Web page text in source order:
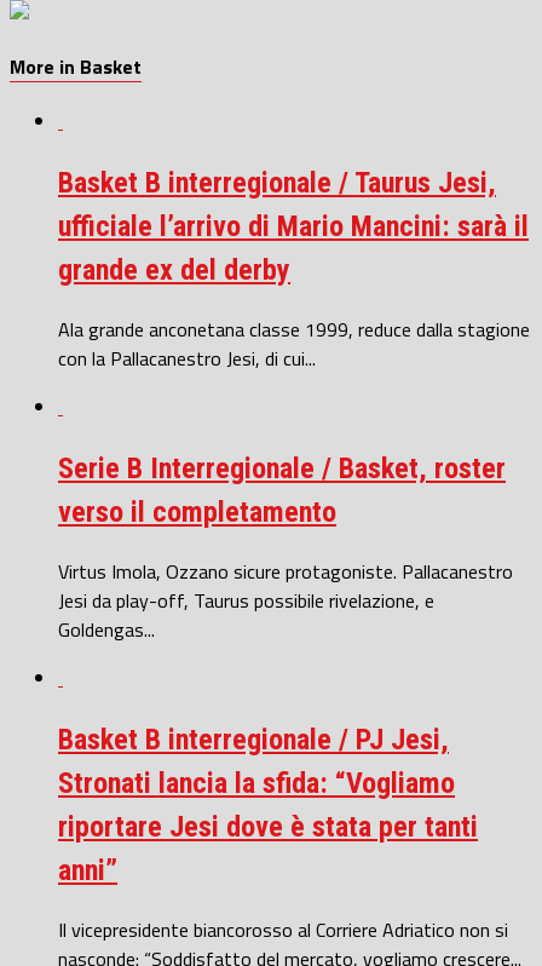
More in Basket
Basket B interregionale / Taurus Jesi,
ufficiale l’arrivo di Mario Mancini: sarà il
grande ex del derby
Ala grande anconetana classe 1999, reduce dalla stagione
con la Pallacanestro Jesi, di cui...
Serie B Interregionale / Basket, roster
verso il completamento
Virtus Imola, Ozzano sicure protagoniste. Pallacanestro
Jesi da play-off, Taurus possibile rivelazione, e
Goldengas...
Basket B interregionale / PJ Jesi,
Stronati lancia la sfida: “Vogliamo
riportare Jesi dove è stata per tanti
anni”
Il vicepresidente biancorosso al Corriere Adriatico non si
nasconde: “Soddisfatto del mercato, vogliamo crescere...